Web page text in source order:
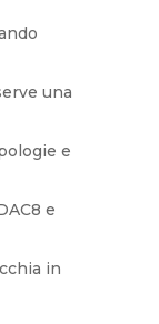
una
e
e
in